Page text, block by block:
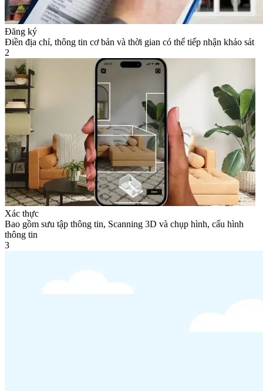
Đăng ký
Điền địa chỉ, thông tin cơ bản và thời gian có thể tiếp nhận khảo sát
2
Xác thực
Bao gồm sưu tập thông tin, Scanning 3D và chụp hình, cấu hình
thông tin
3